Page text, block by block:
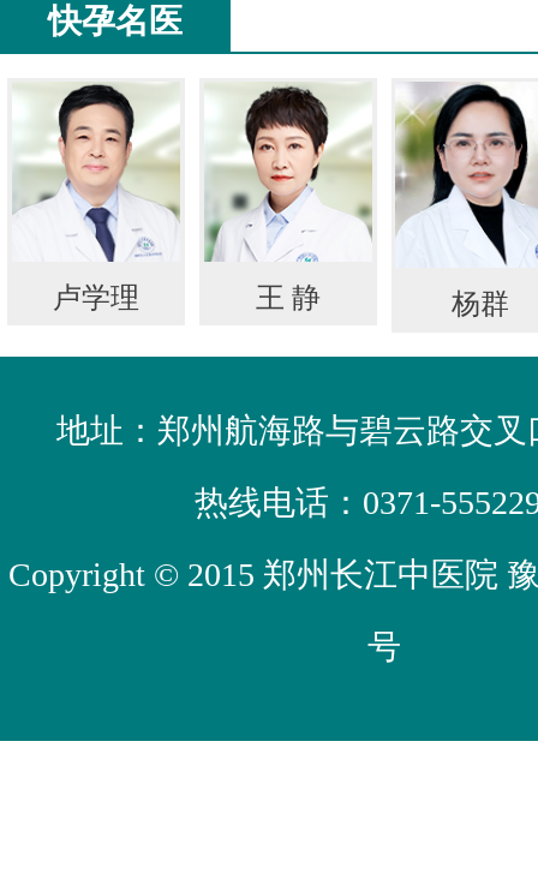
快孕名医
卢学理 王 静 杨群
地址：郑州航海路与碧云路交叉
热线电话： 0371-
Copyright © 2015 郑州长江中医院豫
号